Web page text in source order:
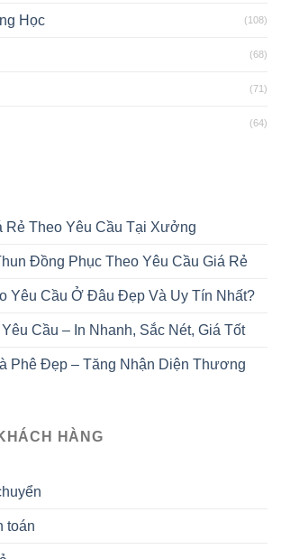
Học (108)
(68)
(71)
(64)
Rẻ Theo Yêu Cầu Tại Xưởng
Đồng Phục Theo Yêu Cầu Giá Rẻ
Yêu Cầu Ở Đâu Đẹp Và Uy Tín Nhất?
Cầu – In Nhanh, Sắc Nét, Giá Tốt
Phê Đẹp – Tăng Nhận Diện Thương
HÀNG
toán